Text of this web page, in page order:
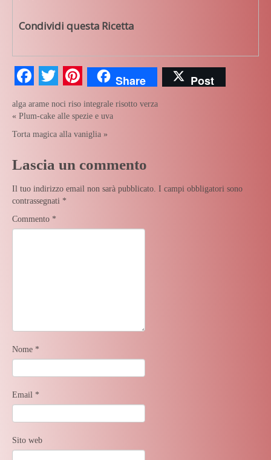
Condividi questa Ricetta
Facebook
TwitterPinterest
Share Post
alga arame noci riso integrale risotto verza
« Plum-cake alle spezie e uva
Torta magica alla vaniglia »
Lascia un commento
Il tuo indirizzo email non sarà pubblicato. I campi obbligatori sono
contrassegnati *
Commento *
Nome *
Email *
Sito web